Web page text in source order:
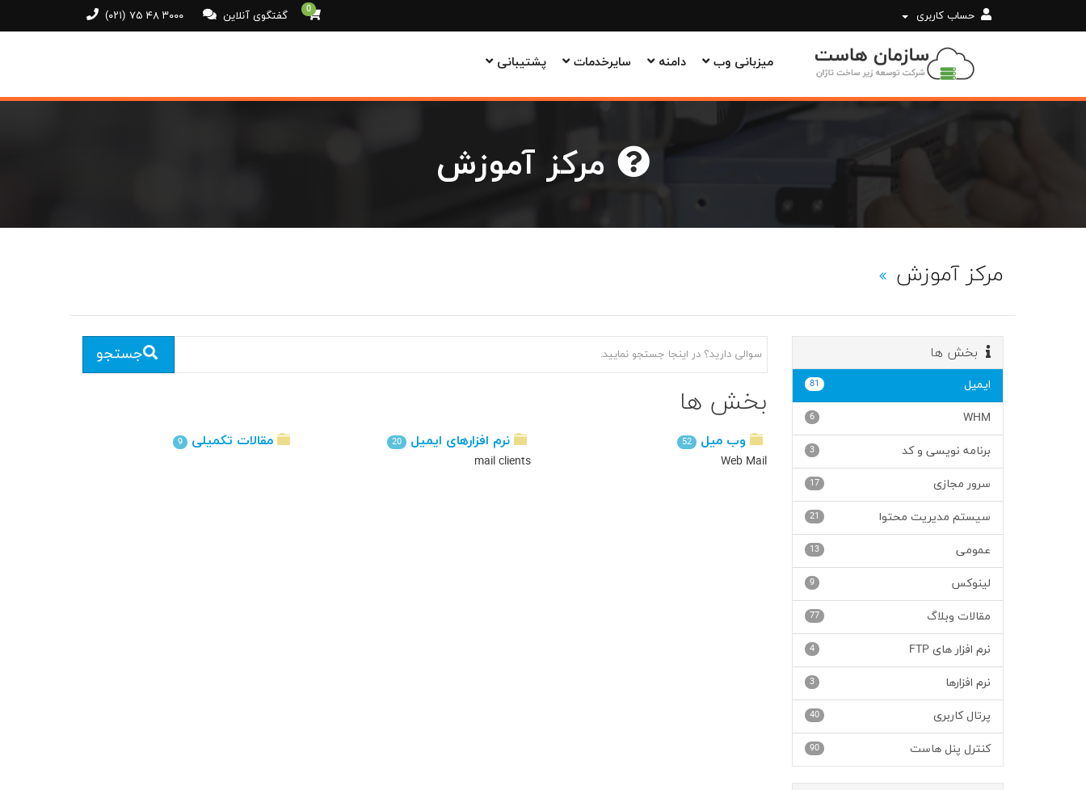
(۰۲۱) ۷۵ ۴۸ ۳۰۰۰ گفتگوی آنلاین 0 حساب کاربری
پشتیبانی سایرخدمات دامنه میزبانی وب
مرکز آموزش
بخش ها
81 ایمیل
6 WHM
3 برنامه نویسی و کد
17 سرور مجازی
21 سیستم مدیریت محتوا
13 عمومی
9 لینوکس
77 مقالات وبلاگ
4 نرم افزار های FTP
3 نرم افزارها
40 پرتال کاربری
90 کنترل پنل هاست
جستجو
بخش ها
مقالات تکمیلی 9 نرم افزارهای ایمیل 20
mail clients
وب ميل 52
Web Mail